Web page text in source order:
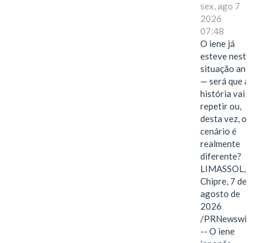
sex, ago 7
2026
07:48
O iene já
esteve nesta
situação antes
— será que a
história vai se
repetir ou,
desta vez, o
cenário é
realmente
diferente?
LIMASSOL,
Chipre, 7 de
agosto de
2026
/PRNewswire/
-- O iene